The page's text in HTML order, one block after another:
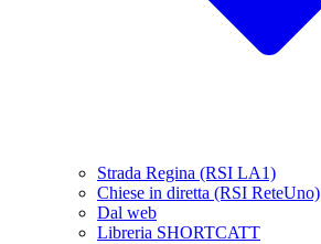
Strada Regina (RSI LA1)
Chiese in diretta (RSI ReteUno)
Dal web
Libreria SHORTCATT